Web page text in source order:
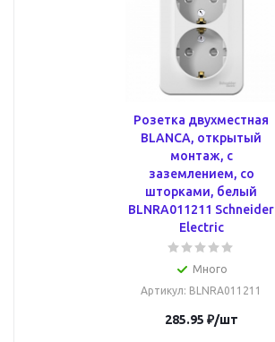
Розетка двухместная
BLANCA, открытый
монтаж, с
заземлением, со
шторками, белый
BLNRA011211 Schneider
Electric
Много
Артикул: BLNRA011211
285.95 ₽/шт